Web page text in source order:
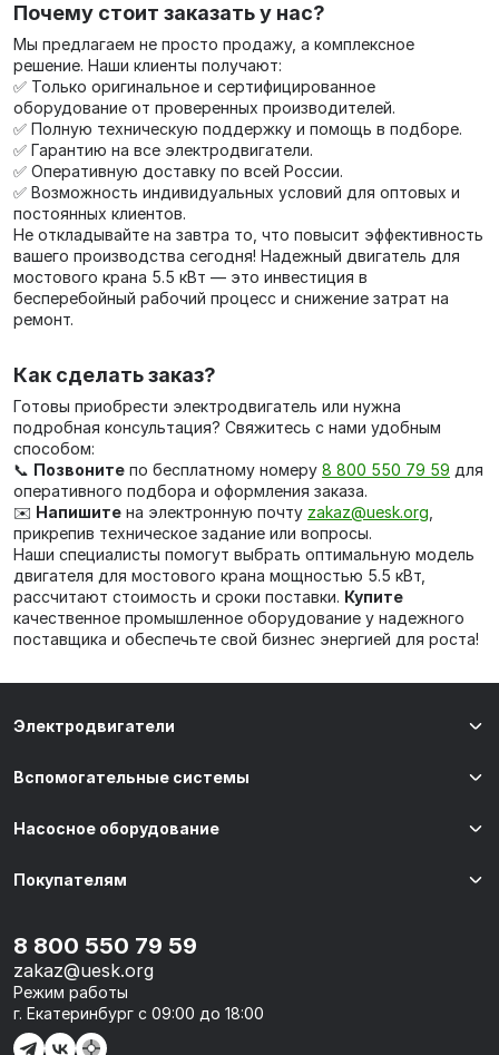
Почему стоит заказать у нас?
Мы предлагаем не просто продажу, а комплексное
решение. Наши клиенты получают:
✅ Только оригинальное и сертифицированное
оборудование от проверенных производителей.
✅ Полную техническую поддержку и помощь в подборе.
✅ Гарантию на все электродвигатели.
✅ Оперативную доставку по всей России.
✅ Возможность индивидуальных условий для оптовых и
постоянных клиентов.
Не откладывайте на завтра то, что повысит эффективность
вашего производства сегодня! Надежный двигатель для
мостового крана 5.5 кВт — это инвестиция в
бесперебойный рабочий процесс и снижение затрат на
ремонт.
Как сделать заказ?
Готовы приобрести электродвигатель или нужна
подробная консультация? Свяжитесь с нами удобным
способом:
📞 Позвоните по бесплатному номеру 8 800 550 79 59 для
оперативного подбора и оформления заказа.
✉️ Напишите на электронную почту zakaz@uesk.org
прикрепив техническое задание или вопросы.
Наши специалисты помогут выбрать оптимальную модель
двигателя для мостового крана мощностью 5.5 кВт,
рассчитают стоимость и сроки поставки. Купите
качественное промышленное оборудование у надежного
поставщика и обеспечьте свой бизнес энергией для роста!
Электродвигатели
Вспомогательные системы
Насосное оборудование
Покупателям
8 800 550 79 59
zakaz@uesk.org
Режим работы
г. Екатеринбург с 09:00 до 18:00